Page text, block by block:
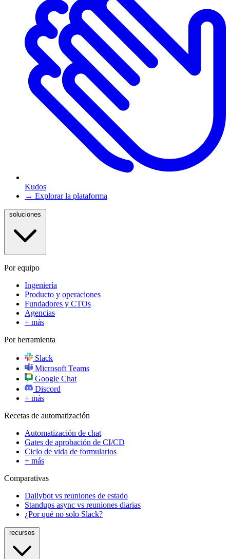
Kudos
→ Explorar la plataforma
Por equipo
Ingeniería
Producto y operaciones
Fundadores y CTOs
Agencias
+ más
Por herramienta
Slack
Microsoft Teams
Google Chat
Discord
+ más
Recetas de automatización
Automatización de chat
Gates de aprobación de CI/CD
Ciclo de vida de formularios
+ más
Comparativas
Dailybot vs reuniones de estado
Standups async vs reuniones diarias
¿Por qué no solo Slack?